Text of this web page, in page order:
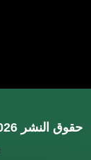
حقوق النشر 2026 © جميع الحقوق محفوظة